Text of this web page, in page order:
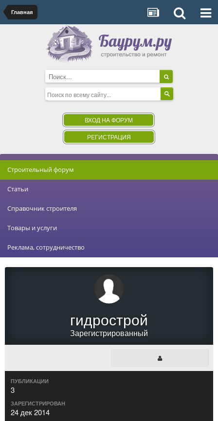
Главная
ВХОД НА ФОРУМ
РЕГИСТРАЦИЯ
Строительный форум
Статьи
Справочник строителя
Товары и услуги
Реклама, сотрудничество
гидрострой
Зарегистрированный
ПУБЛИКАЦИИ
3
ЗАРЕГИСТРИРОВАН
24 дек 2014